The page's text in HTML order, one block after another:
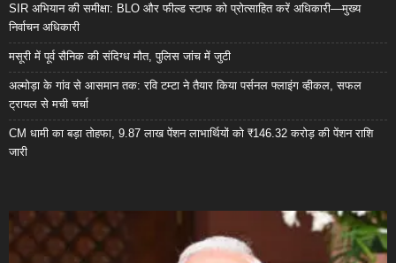
SIR अभियान की समीक्षा: BLO और फील्ड स्टाफ को प्रोत्साहित करें अधिकारी—मुख्य
निर्वाचन अधिकारी
मसूरी में पूर्व सैनिक की संदिग्ध मौत, पुलिस जांच में जुटी
अल्मोड़ा के गांव से आसमान तक: रवि टम्टा ने तैयार किया पर्सनल फ्लाइंग व्हीकल, सफल
ट्रायल से मची चर्चा
CM धामी का बड़ा तोहफा, 9.87 लाख पेंशन लाभार्थियों को ₹146.32 करोड़ की पेंशन राशि
जारी